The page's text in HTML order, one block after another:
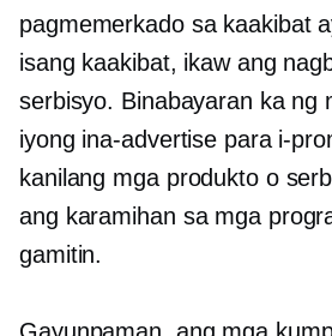
pagmemerkado sa kaakibat
isang kaakibat, ikaw ang
serbisyo. Binabayaran ka ng
iyong ina-advertise para i-
kanilang mga produkto o
ang karamihan sa mga
gamitin.